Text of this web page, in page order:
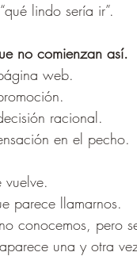
lindo sería ir”.
no comienzan así.
web.
racional.
en el pecho.
parece llamarnos.
conocemos, pero
una y otra